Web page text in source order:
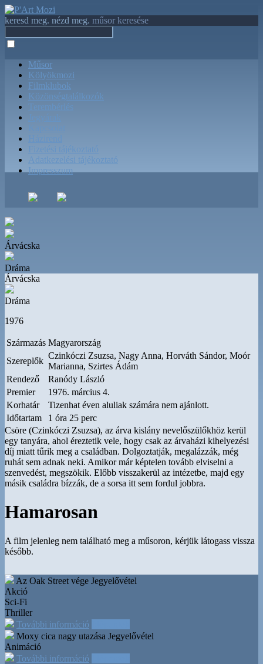
keresd meg. nézd meg. műsor keresése
Műsor
Kölyökmozi
Filmklubok
Közönségtalálkozók
Terembérlés
Jegyárak
Fizetési tájékoztató
Adatkezelési tájékoztató
Impresszum
Árvácska
Dráma
Árvácska
Dráma
1976
Származás Magyarország
Szereplők
Czinkóczi Zsuzsa, Nagy Anna, Horváth Sándor, Moór
Marianna, Szirtes Ádám
Rendező
Ranódy László
Premier
1976. március 4.
Korhatár
Tizenhat éven aluliak számára nem ajánlott.
Időtartam
1 óra 25 perc
Csöre (Czinkóczi Zsuzsa), az árva kislány nevelőszülőkhöz kerül
egy tanyára, ahol éreztetik vele, hogy csak az árvaházi kihelyezési
díj miatt tűrik meg a családban. Dolgoztatják, megalázzák, még
ruhát sem adnak neki. Amikor már képtelen tovább elviselni a
szenvedést, megszökik. Előbb visszakerül az intézetbe, majd egy
másik családra bízzák, de a sorsa itt sem fordul jobbra.
Hamarosan
A film jelenleg nem található meg a műsoron, kérjük látogass vissza
később.
Az Oak Street vége Jegyelővétel
Akció
Sci-Fi
Thriller
További információ
Moxy cica nagy utazása Jegyelővétel
Animáció
További információ